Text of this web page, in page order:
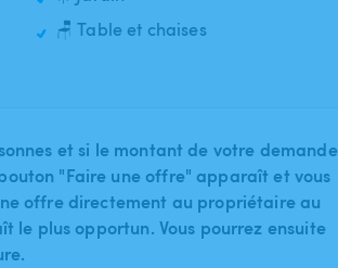
🪑 Table et chaises
et si le montant de votre demande
"Faire une offre" apparaît et vous
offre directement au propriétaire au
le plus opportun. Vous pourrez ensuite